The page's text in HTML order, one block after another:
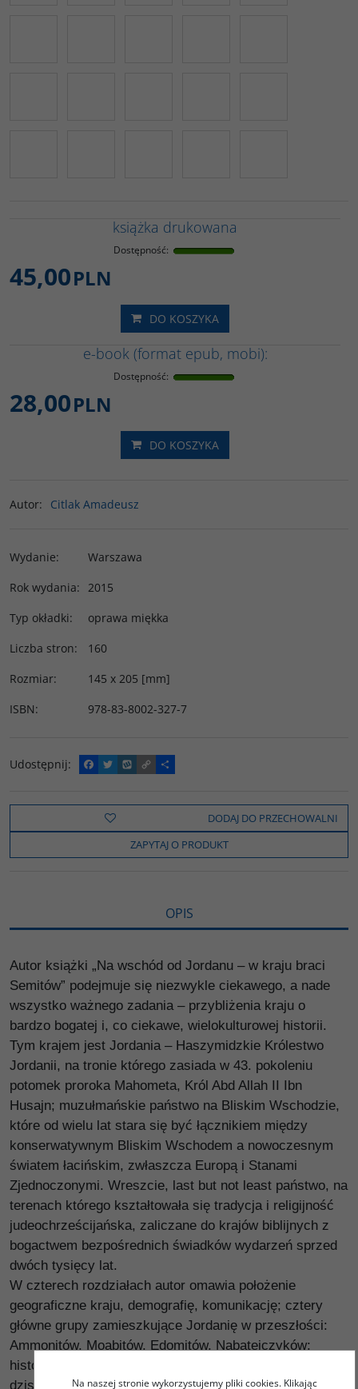
książka drukowana
Dostępność:
45,00PLN
DO KOSZYKA
e-book (format epub, mobi):
Dostępność:
28,00PLN
DO KOSZYKA
Autor: Citlak Amadeusz
Wydanie:
Warszawa
Rok wydania: 2015
Typ okładki:
oprawa miękka
Liczba stron:
160
Rozmiar:
145 x 205 [mm]
ISBN: 978-83-8002-327-7
Udostępnij:
F
a
e
o
k
T
w
t
t
e
W
y
o
C
o
y
i
n
k
P
o
z
e
l
s
DODAJ DO PRZECHOWALNI
ZAPYTAJ O PRODUKT
OPIS
Autor książki „Na wschód od Jordanu – w kraju braci
Semitów” podejmuje się niezwykle ciekawego, a nade
wszystko ważnego zadania – przybliżenia kraju o
bardzo bogatej i, co ciekawe, wielokulturowej historii.
Tym krajem jest Jordania – Haszymidzkie Królestwo
Jordanii, na tronie którego zasiada w 43. pokoleniu
potomek proroka Mahometa, Król Abd Allah II Ibn
Husajn; muzułmańskie państwo na Bliskim Wschodzie,
które od wielu lat stara się być łącznikiem między
konserwatywnym Bliskim Wschodem a nowoczesnym
światem łacińskim, zwłaszcza Europą i Stanami
Zjednoczonymi. Wreszcie, last but not least państwo, na
terenach którego kształtowała się tradycja i religijność
judeochrześcijańska, zaliczane do krajów biblijnych z
bogactwem bezpośrednich świadków wydarzeń sprzed
dwóch tysięcy lat.
W czterech rozdziałach autor omawia położenie
geograficzne kraju, demografię, komunikację; cztery
główne grupy zamieszkujące Jordanię w przeszłości:
Ammonitów, Moabitów, Edomitów, Nabatejczyków;
historię biblijną; zmianę, jaka nastąpiła na terenie
dzisiejszej Jordanii. Publikację uzupełnia tablica
Na naszej stronie wykorzystujemy pliki cookies. Klikając